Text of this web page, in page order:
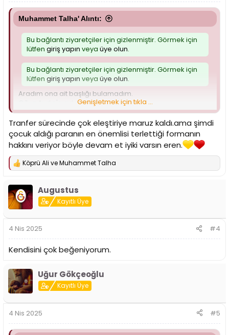
Muhammet Talha' Alıntı:
Bu bağlantı ziyaretçiler için gizlenmiştir. Görmek için
lütfen giriş yapın veya üye olun.
Bu bağlantı ziyaretçiler için gizlenmiştir. Görmek için
lütfen giriş yapın veya üye olun.
Aradım ona ait başlığı bulamadım.
Oğuz Aydın'a adım attırmadı.
2. yarıda Talisca'ya arkadan gelip yaptığı müdahale
kırılma noktasıydı.
Kısaca bu başlık Eren Elmalı'yı yeterince övme başlığıdır
Genişletmek için tıkla ...
Tranfer sürecinde çok eleştiriye maruz kaldı.ama şimdi
çocuk aldığı paranın en önemlisi terlettiği formanın
hakkını veriyor böyle devam et iyiki varsın eren.
T
k
i
l
:
Köprü Ali veMuhammet Talha
Augustus
Kayıtlı Üye
4 Nis 2025 #4
Kendisini çok beğeniyorum.
Uğur Gökçeoğlu
Kayıtlı Üye
4 Nis 2025 #5